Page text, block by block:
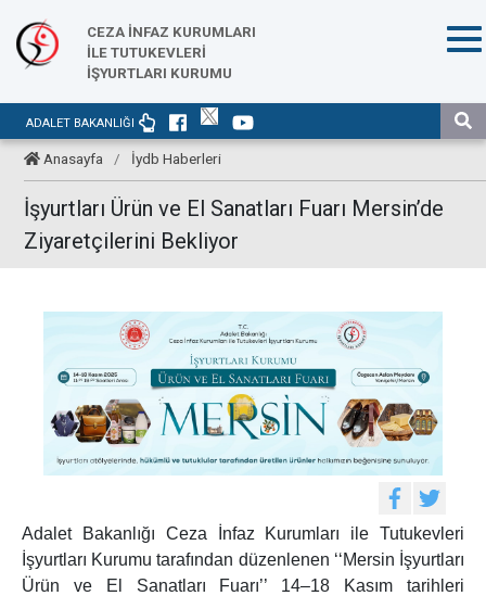
CEZA İNFAZ KURUMLARI
İLE TUTUKEVLERİ
İŞYURTLARI KURUMU
ADALET BAKANLIĞI
Anasayfa / İydb Haberleri
İşyurtları Ürün ve El Sanatları Fuarı Mersin’de
Ziyaretçilerini Bekliyor
Adalet Bakanlığı Ceza İnfaz Kurumları ile Tutukevleri
İşyurtları Kurumu tarafından düzenlenen ‘‘Mersin İşyurtları
Ürün ve El Sanatları Fuarı’’ 14–18 Kasım tarihleri